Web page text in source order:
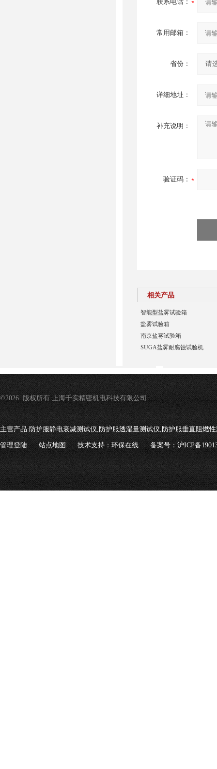
联系电话：
常用邮箱：
省份：
详细地址：
补充说明：
验证码：
相关产品
智能型盐雾试验箱
盐雾试验箱
南京盐雾试验箱
SUGA盐雾耐腐蚀试验机
©2026 版权所有 上海千实精密机电科技有限公司
主营产品:防护服静电衰减测试仪,防护服透湿量测试仪,防护服垂直阻燃
管理登陆 站点地图 技术支持：环保在线 备案号：沪ICP备